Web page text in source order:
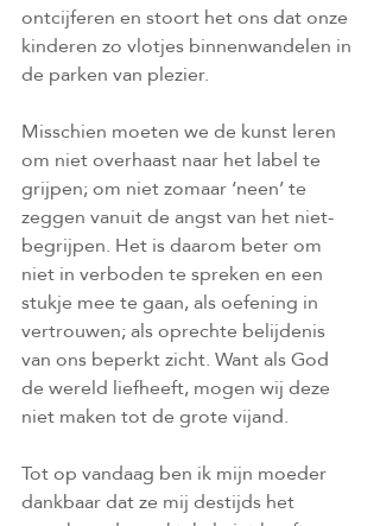
ontcijferen en stoort het ons dat onze
kinderen zo vlotjes binnenwandelen in
de parken van plezier.
Misschien moeten we de kunst leren
om niet overhaast naar het label te
grijpen; om niet zomaar ‘neen’ te
zeggen vanuit de angst van het niet-
begrijpen. Het is daarom beter om
niet in verboden te spreken en een
stukje mee te gaan, als oefening in
vertrouwen; als oprechte belijdenis
van ons beperkt zicht. Want als God
de wereld liefheeft, mogen wij deze
niet maken tot de grote vijand.
Tot op vandaag ben ik mijn moeder
dankbaar dat ze mij destijds het